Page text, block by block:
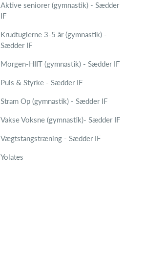
Aktive seniorer (gymnastik) - Sædder
IF
Krudtuglerne 3-5 år (gymnastik) -
Sædder IF
Morgen-HIIT (gymnastik) - Sædder IF
Puls & Styrke - Sædder IF
Stram Op (gymnastik) - Sædder IF
Vakse Voksne (gymnastik)- Sædder IF
Vægtstangstræning - Sædder IF
Yolates